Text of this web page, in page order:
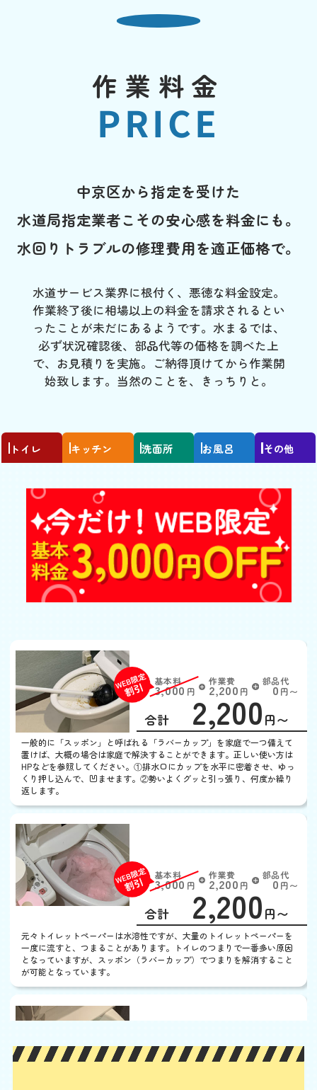
作業料金
PRICE
中京区から指定を受けた
水道局指定業者こその安心感を料金にも。
水回りトラブルの修理費用を適正価格で。
水道サービス業界に根付く、悪徳な料金設定。
作業終了後に相場以上の料金を請求されるとい
ったことが未だにあるようです。水まるでは、
必ず状況確認後、部品代等の価格を調べた上
で、お見積りを実施。ご納得頂けてから作業開
始致します。当然のことを、きっちりと。
トイレ キッチン 洗面所 お風呂 その他
基本料
3,000 円 W
EB
限
定
割
引
作業費
2,200 円
部品代
0円〜
合計 2,200 円〜
一般的に「スッポン」と呼ばれる「ラバーカップ」を家庭で一つ備えて
置けば、大概の場合は家庭で解決することができます。正しい使い方は
HPなどを参照してください。①排水口にカップを水平に密着させ、ゆっ
くり押し込んで、凹ませます。②勢いよくグッと引っ張り、何度か繰り
返します。
基本料
3,000 円 W
EB
限
定
割
引
作業費
2,200 円
部品代
0円〜
合計 2,200 円〜
元々トイレットペーパーは水溶性ですが、大量のトイレットペーパーを
一度に流すと、つまることがあります。トイレのつまりで一番多い原因
となっていますが、スッポン（ラバーカップ）でつまりを解消すること
が可能となっています。
3,000円 W
EB
限
3,300円 0円〜
3,300